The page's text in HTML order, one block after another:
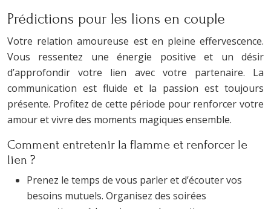
Prédictions pour les lions en couple
Votre relation amoureuse est en pleine effervescence.
Vous ressentez une énergie positive et un désir
d’approfondir votre lien avec votre partenaire. La
communication est fluide et la passion est toujours
présente. Profitez de cette période pour renforcer votre
amour et vivre des moments magiques ensemble.
Comment entretenir la flamme et renforcer le
lien ?
Prenez le temps de vous parler et d’écouter vos
besoins mutuels. Organisez des soirées